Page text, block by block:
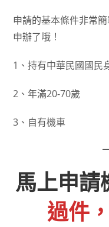
申請的基本條件非常
申辦了哦！
1、持有中華民國國民
2、年滿20-70歲
3、自有機車
馬上申請
過件